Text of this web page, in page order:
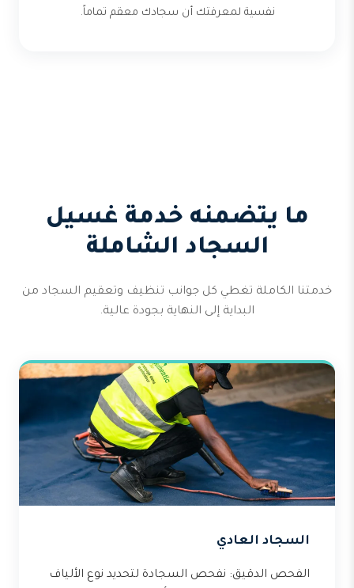
نفسية لمعرفتك أن سجادك معقم تماماً.
ما يتضمنه خدمة غسيل
السجاد الشاملة
خدمتنا الكاملة تغطي كل جوانب تنظيف وتعقيم السجاد من
البداية إلى النهاية بجودة عالية.
السجاد العادي
الفحص الدقيق: نفحص السجادة لتحديد نوع الألياف